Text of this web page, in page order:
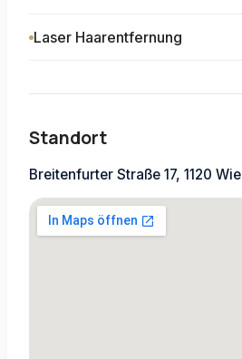
Laser Haarentfernung
Standort
Breitenfurter Straße 17, 1120